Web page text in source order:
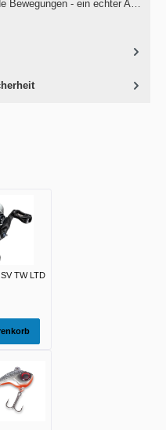
Bewegungen - ein echter A…
TW LTD